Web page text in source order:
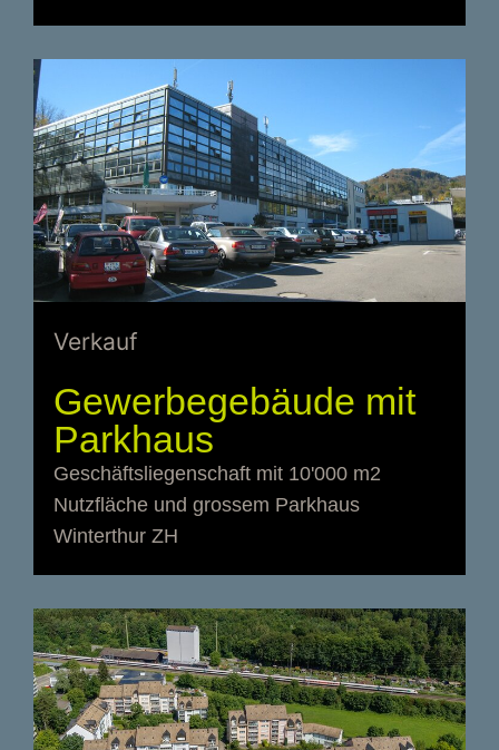
Verkauf
Gewerbegebäude mit
Parkhaus
Geschäftsliegenschaft mit 10'000 m2
Nutzfläche und grossem Parkhaus
Winterthur ZH